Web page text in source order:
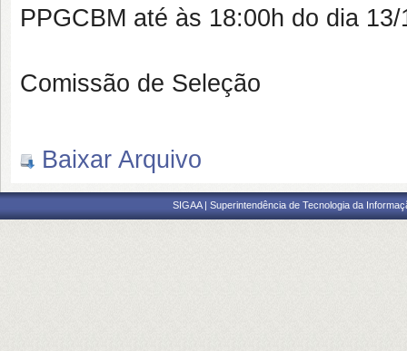
PPGCBM até às 18:00h do dia 13/
Comissão de Seleção
Baixar Arquivo
SIGAA | Superintendência de Tecnologia da